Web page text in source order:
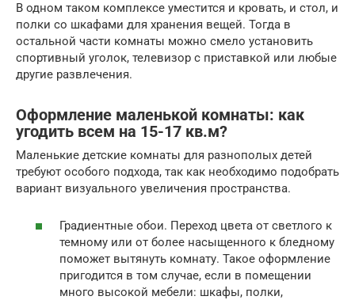
В одном таком комплексе уместится и кровать, и стол, и
полки со шкафами для хранения вещей. Тогда в
остальной части комнаты можно смело установить
спортивный уголок, телевизор с приставкой или любые
другие развлечения.
Оформление маленькой комнаты: как
угодить всем на 15-17 кв.м?
Маленькие детские комнаты для разнополых детей
требуют особого подхода, так как необходимо подобрать
вариант визуального увеличения пространства.
Градиентные обои. Переход цвета от светлого к
темному или от более насыщенного к бледному
поможет вытянуть комнату. Такое оформление
пригодится в том случае, если в помещении
много высокой мебели: шкафы, полки,